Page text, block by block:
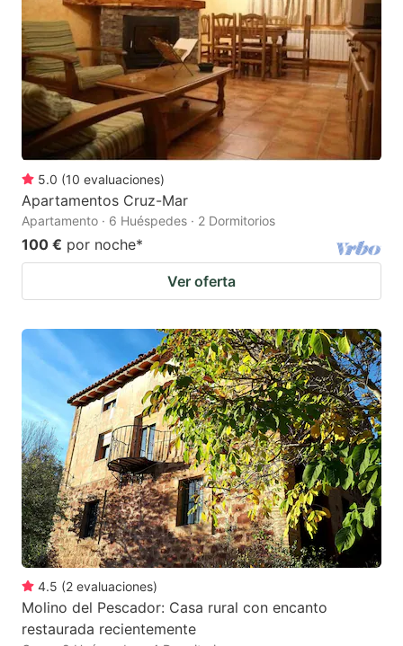
5.0 (10 evaluaciones)
Apartamentos Cruz-Mar
Apartamento · 6 Huéspedes · 2 Dormitorios
100 € por noche*
Ver oferta
4.5 (2 evaluaciones)
Molino del Pescador: Casa rural con encanto
restaurada recientemente